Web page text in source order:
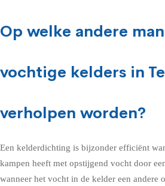
Op welke andere
vochtige kelders in
verholpen worden?
Een kelderdichting is bijzonder efficiënt
kampen heeft met opstijgend vocht door
wanneer het vocht in de kelder een andere